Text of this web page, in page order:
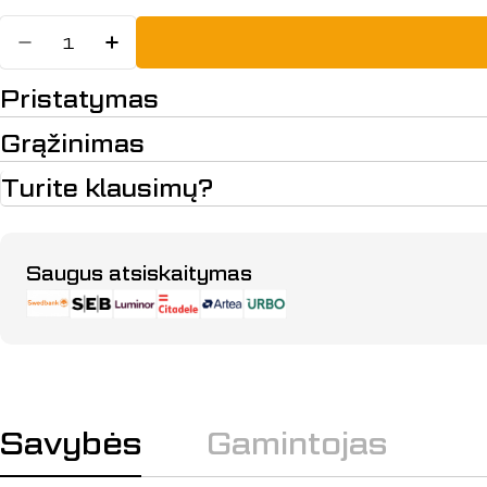
Sumažinti kiekį: BELT PULLEY
Padidinti BELT PULLEY
Pristatymas
Grąžinimas
Turite klausimų?
Saugus atsiskaitymas
Apmokėjimo
būdai
Savybės Gamintojas